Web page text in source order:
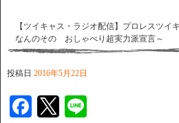
【ツイキャス・ラジオ配信】プロレスツイ
なんのその おしゃべり超実力派宣言～
投稿日 2016年5月22日
Facebook
Twitter